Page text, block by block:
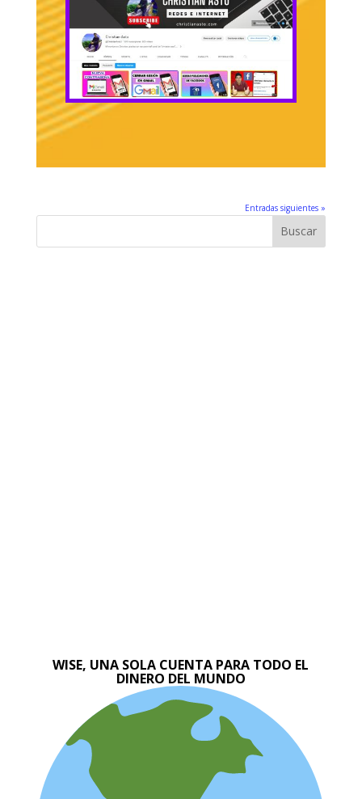
Entradas siguientes »
Buscar
WISE, UNA SOLA CUENTA PARA TODO EL
DINERO DEL MUNDO